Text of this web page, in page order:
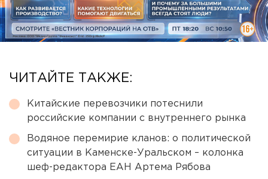
ЧИТАЙТЕ ТАКЖЕ:
Китайские перевозчики потеснили
российские компании с внутреннего рынка
Водяное перемирие кланов: о политической
ситуации в Каменске-Уральском – колонка
шеф-редактора ЕАН Артема Рябова